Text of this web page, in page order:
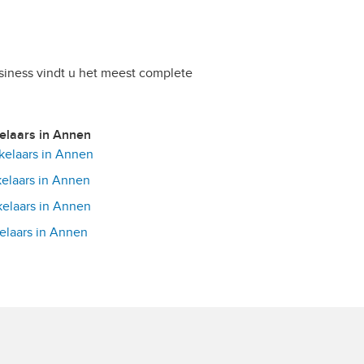
vindt u het meest complete
in Annen
in Annen
in Annen
in Annen
in Annen